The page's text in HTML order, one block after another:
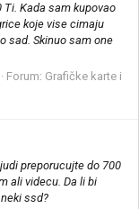
Ti. Kada sam kupovao
koje vise cimaju
sad. Skinuo sam one
Forum: Grafičke karte i
preporucujte do 700
ali videcu. Da li bi
ssd?